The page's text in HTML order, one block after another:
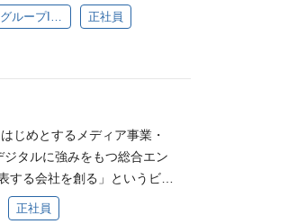
ニアチームなので、決済基盤
グロースに貢献していきま
ードマップを考えて、継続し
る ・高可用性・高信頼性が
る ・AIを積極活用した開発
もツール導入や検証への支
技術選定やアーキテクチャ議
化に対応するため、当社で
導入しています。 バックエ
など）や最新のフレームワ
技術やツールの選択権が与
ことができます。 大規模プ
の構築に取り組んでいま
り、その中で大きな成長と
IDガバナンス局は、2023年
理、認証/認可、フェデレー
理」ポジションについては、
のシナジーを最大限生かす
契約状況確認 それらを活用
など)、各社からのシス
、システム契約のコンサル
イス） などを行って頂く予
顧客と位置づけられており、
、該当ポジションでしか得
正社員
じめとするメディア事業・
タルに強みをもつ総合エン
する会社を創る」というビジ
おいて、創出力、技術力、
正社員